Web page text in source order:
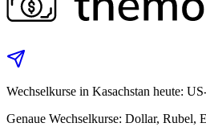
Wechselkurse in Kasachstan heute:
Genaue Wechselkurse: Dollar,